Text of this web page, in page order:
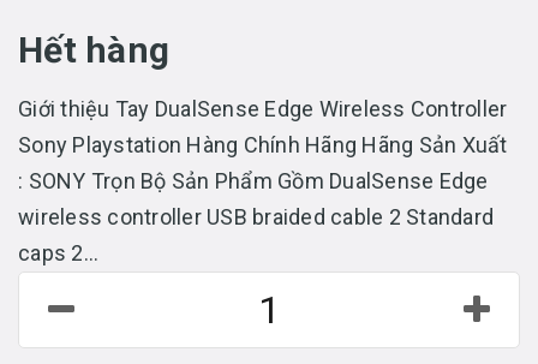
Hết hàng
Giới thiệu Tay DualSense Edge Wireless Controller
Sony Playstation Hàng Chính Hãng Hãng Sản Xuất
: SONY Trọn Bộ Sản Phẩm Gồm DualSense Edge
wireless controller USB braided cable 2 Standard
caps 2...